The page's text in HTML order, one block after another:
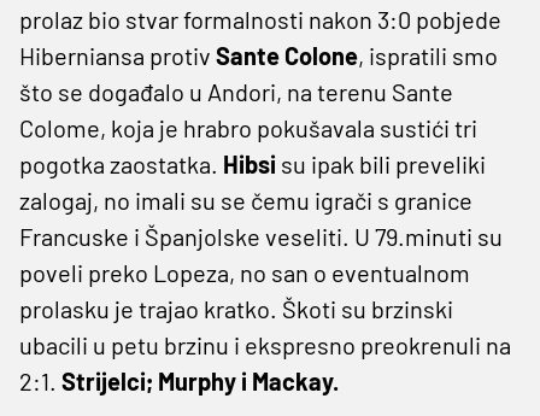
prolaz bio stvar formalnosti nakon 3:0 pobjede
Hiberniansa protiv Sante Colone, ispratili smo
što se događalo u Andori, na terenu Sante
Colome, koja je hrabro pokušavala sustići tri
pogotka zaostatka. Hibsi su ipak bili preveliki
zalogaj, no imali su se čemu igrači s granice
Francuske i Španjolske veseliti. U 79.minuti su
poveli preko Lopeza, no san o eventualnom
prolasku je trajao kratko. Škoti su brzinski
ubacili u petu brzinu i ekspresno preokrenuli na
2:1. Strijelci; Murphy i Mackay.